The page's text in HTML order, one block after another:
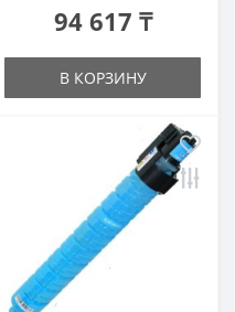
94 617 ₸
В КОРЗИНУ